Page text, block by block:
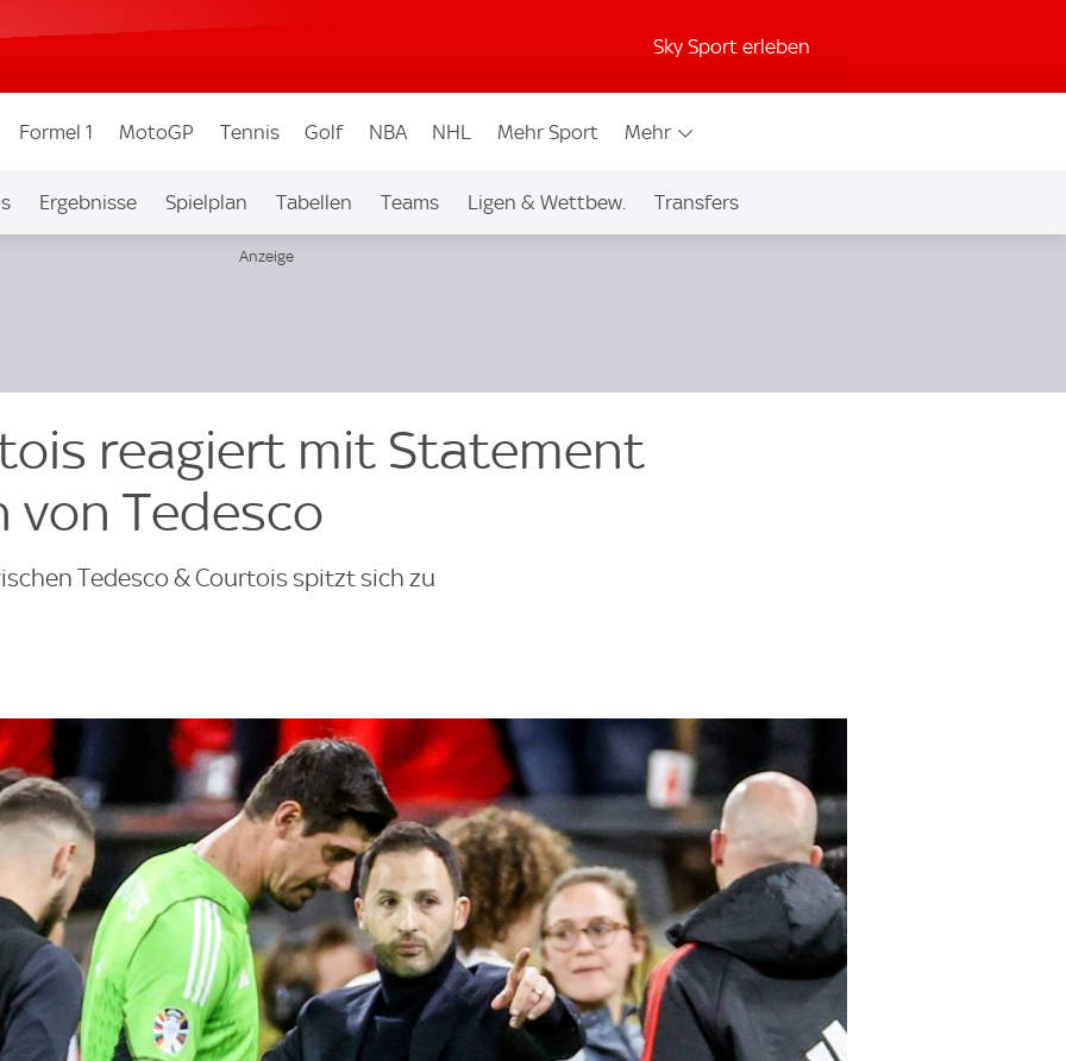
Sky Sport erleben
Formel 1 MotoGP Tennis Golf NBA NHL Mehr Sport Mehr
Ergebnisse Spielplan Tabellen Teams Ligen & Wettbew. Transfers
reagiert mit Statement
von Tedesco
Tedesco & Courtois spitzt sich zu